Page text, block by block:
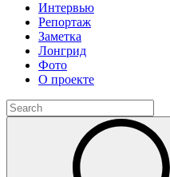
Интервью
Репортаж
Заметка
Лонгрид
Фото
О проекте